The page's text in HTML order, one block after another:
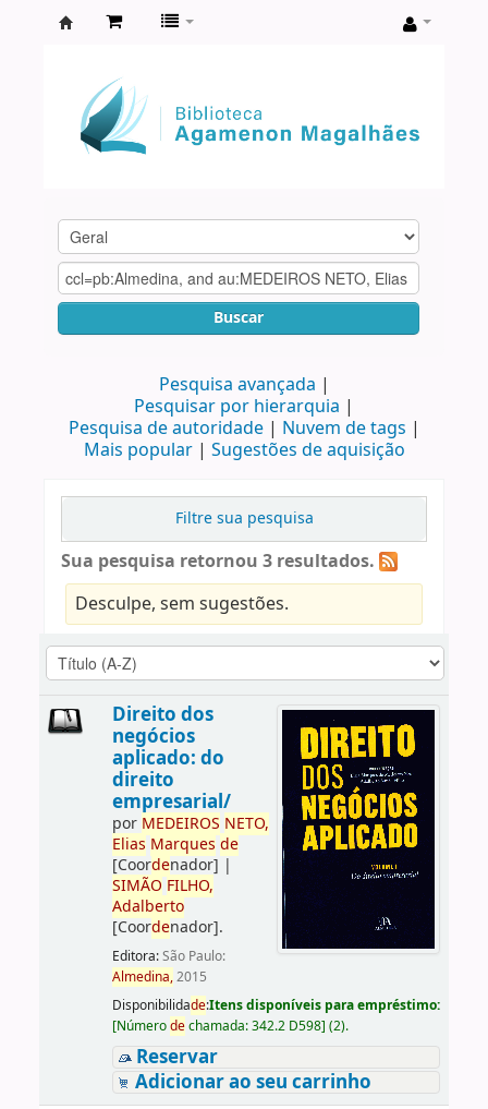
Agamenon
Magalhães
Buscar
Pesquisa avançada
Pesquisar por hierarquia
Pesquisa de autoridade
Nuvem de tags
Mais popular
Sugestões de aquisição
Filtre sua pesquisa
Sua pesquisa retornou 3 resultados.
Desculpe, sem sugestões.
Direito dos
negócios
aplicado: do
direito
empresarial/
por MEDEIROS NETO,
Elias Marques de
[Coordenador] |
SIMÃO FILHO,
Adalberto
[Coordenador].
Editora:São Paulo:
Almedina,2015
Disponibilidade:Itens disponíveis para empréstimo:
[Númerodechamada:342.2 D598] (2).
Reservar
Adicionar ao seu carrinho